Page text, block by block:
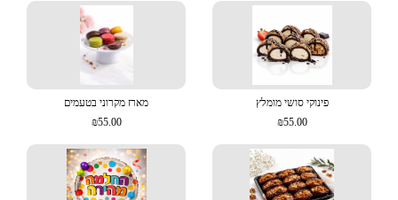
פינוקי סושי מומלץ
₪55.00
מארז מקרוני בטעמים
₪55.00